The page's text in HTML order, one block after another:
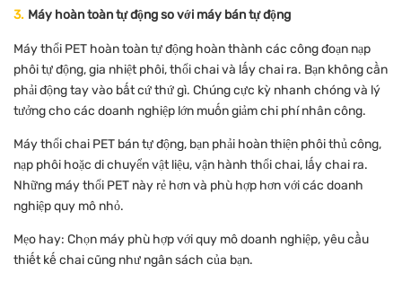
3. Máy hoàn toàn tự động so với máy bán tự động
Máy thổi PET hoàn toàn tự động hoàn thành các công đoạn nạp
phôi tự động, gia nhiệt phôi, thổi chai và lấy chai ra. Bạn không cần
phải động tay vào bất cứ thứ gì. Chúng cực kỳ nhanh chóng và lý
tưởng cho các doanh nghiệp lớn muốn giảm chi phí nhân công.
Máy thổi chai PET bán tự động, bạn phải hoàn thiện phôi thủ công,
nạp phôi hoặc di chuyển vật liệu, vận hành thổi chai, lấy chai ra.
Những máy thổi PET này rẻ hơn và phù hợp hơn với các doanh
nghiệp quy mô nhỏ.
Mẹo hay: Chọn máy phù hợp với quy mô doanh nghiệp, yêu cầu
thiết kế chai cũng như ngân sách của bạn.